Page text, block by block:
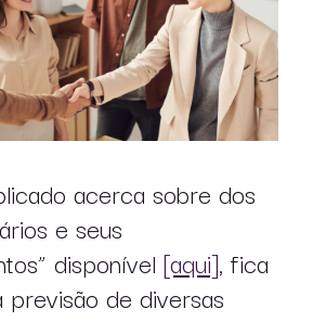
acerca sobre dos
e seus
disponível[aqui], fica
previsão de diversas